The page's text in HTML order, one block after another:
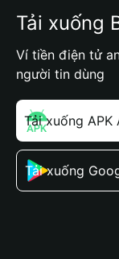
Tải xuống
Ví tiền điện tử
người tin dùng
Tải xuống APK
Tải xuống